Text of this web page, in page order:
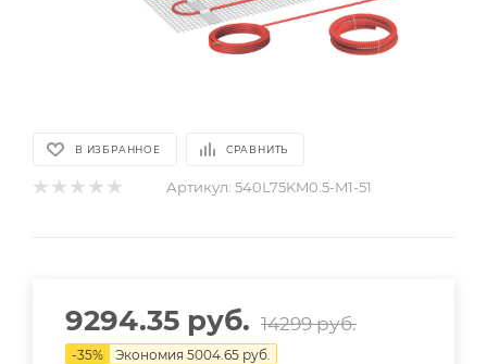
В ИЗБРАННОЕ СРАВНИТЬ
Артикул: 540L75KM0.5-M1-51
9294.35 руб. 14299руб.
-35% Экономия 5004.65 руб.